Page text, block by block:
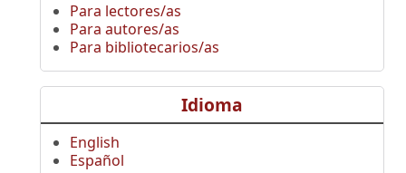
Para lectores/as
Para autores/as
Para bibliotecarios/as
Idioma
English
Español